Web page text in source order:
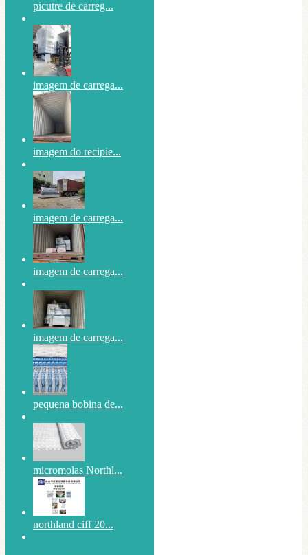
picutre de carreg...
imagem de carrega...
imagem do recipie...
imagem de carrega...
imagem de carrega...
imagem de carrega...
pequena bobina de...
micromolas Northl...
northland ciff 20...